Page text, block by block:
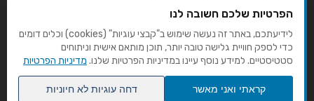
גני ילדים, משפחתונים וצהרונים
קוסמטיקה טיפוח ויופי
מורים לנהיגה
הפרטיות שלכם חשובה לנו
לידיעתכם, באתר זה נעשה שימוש ב"קבצי עוגיות" (cookies) וכלים דומים
כדי לספק חוויית גלישה טובה יותר, תוכן מותאם אישית וניתוחים
סטטיסטיים. למידע נוסף עיינו במדיניות הפרטיות שלנו. מדיניות הפרטיות
קראתי ואני מאשר דחה עוגיות לא חיוניות